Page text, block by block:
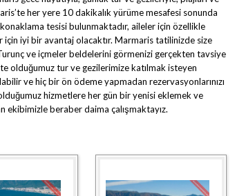
her yere 10 dakikalık yürüme mesafesi sonunda
tesisi bulunmaktadır, aileler için özellikle
iyi bir avantaj olacaktır. Marmaris tatilinizde size
ve içmeler beldelerini görmenizi gerçekten tavsiye
olduğumuz tur ve gezilerimize katılmak isteyen
ve hiç bir ön ödeme yapmadan rezervasyonlarınızı
hizmetlere her gün bir yenisi eklemek ve
ekibimizle beraber daima çalışmaktayız.